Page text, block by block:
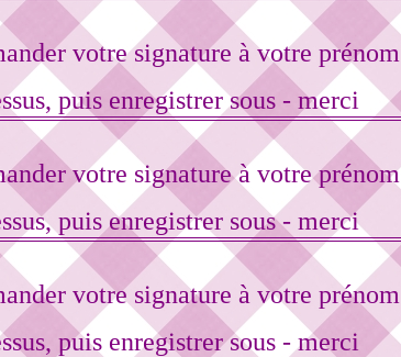
votre signature à votre prénom
puis enregistrer sous - merci
votre signature à votre prénom
puis enregistrer sous - merci
votre signature à votre prénom
puis enregistrer sous - merci